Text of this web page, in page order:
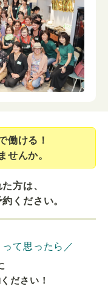
働ける！
せんか。
方は、
ください。
て思ったら／
ださい！